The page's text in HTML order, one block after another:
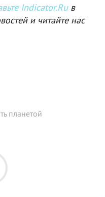
Indicator.Ruв
и читайте нас
планетой